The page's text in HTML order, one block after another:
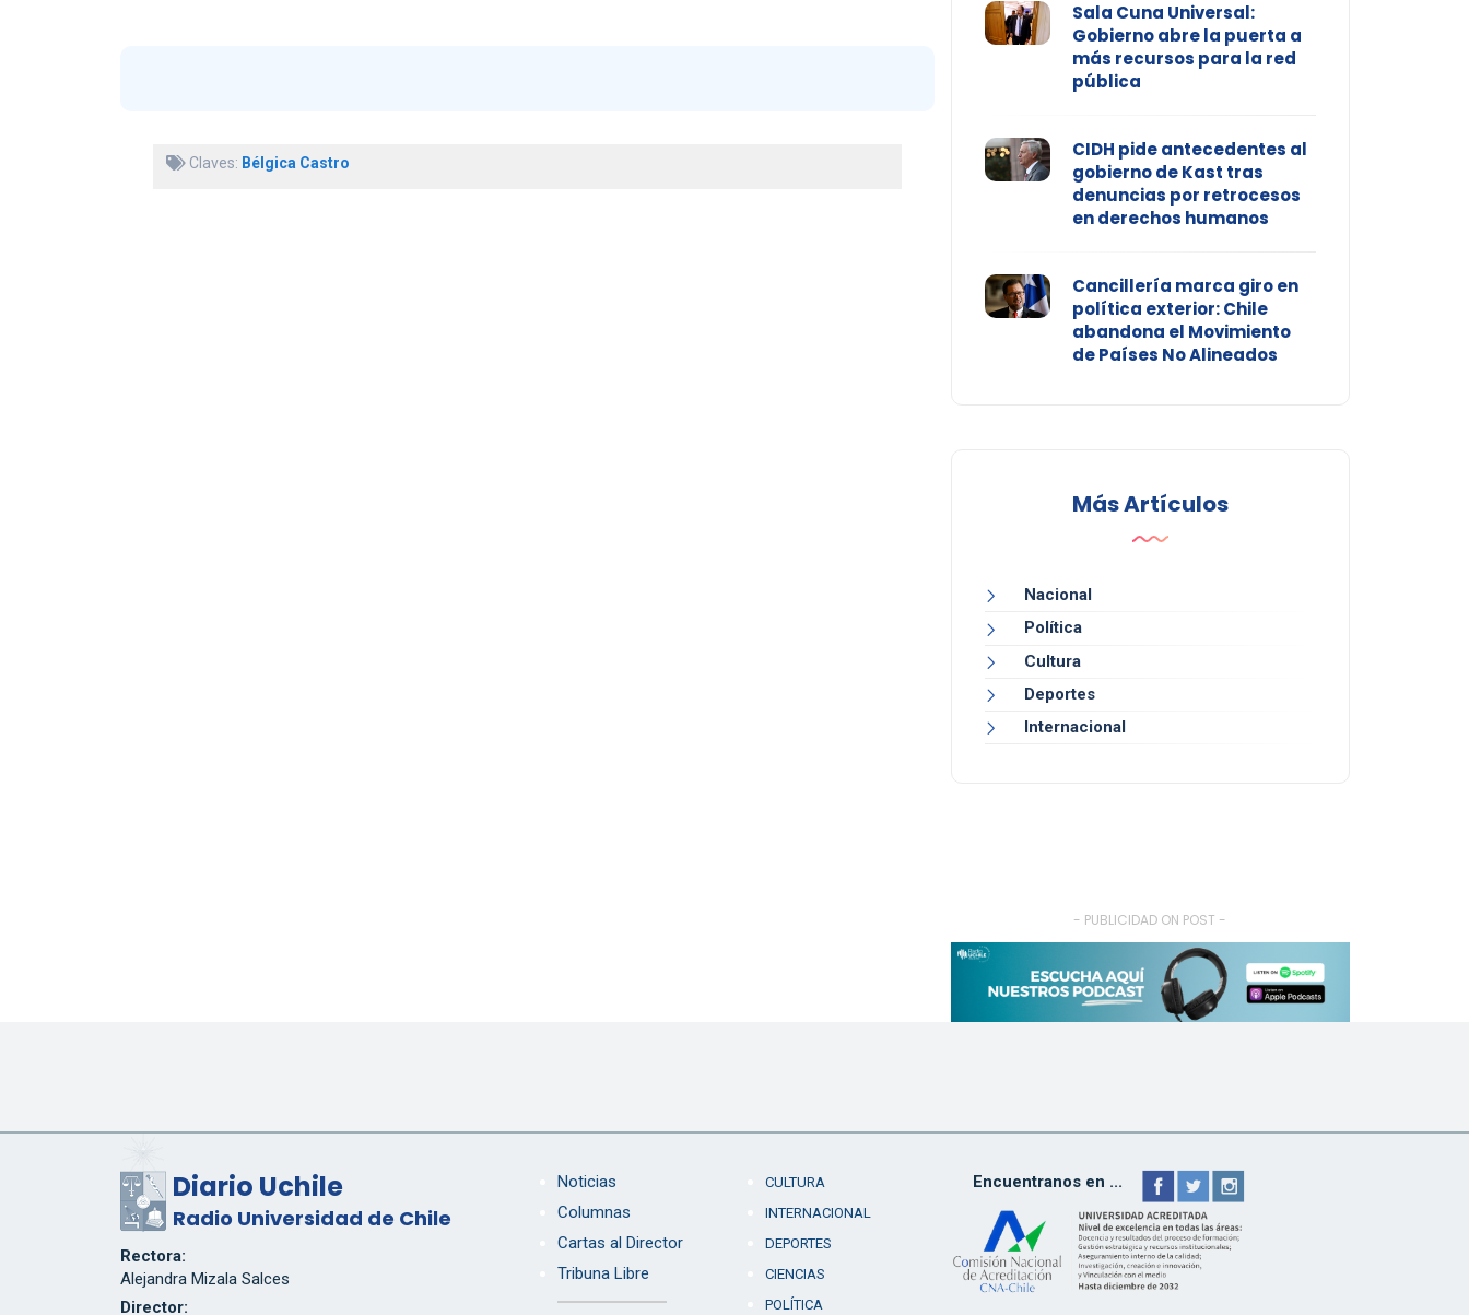
Claves: Bélgica Castro
Sala Cuna Universal:
Gobierno abre la puerta a
más recursos para la red
pública
CIDH pide antecedentes al
gobierno de Kast tras
denuncias por retrocesos
en derechos humanos
Cancillería marca giro en
política exterior: Chile
abandona el Movimiento
de Países No Alineados
Más Artículos
Nacional
Política
Cultura
Deportes
Internacional
- PUBLICIDAD ON POST -
Diario Uchile
Radio Universidad de Chile
Rectora:
Alejandra Mizala Salces
Director:
Noticias
Columnas
Cartas al Director
Tribuna Libre
CULTURA
INTERNACIONAL
DEPORTES
CIENCIAS
POLÍTICA
Encuentranos en ...